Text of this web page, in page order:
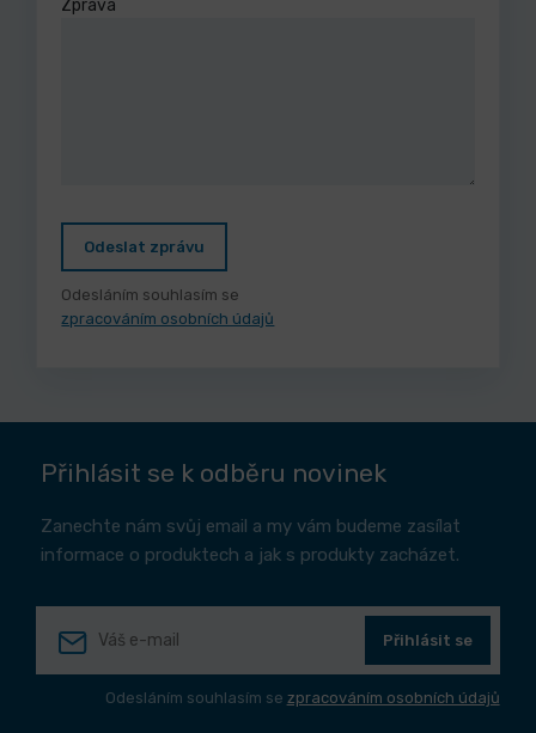
Zpráva
Odeslat zprávu
Odesláním souhlasím se
zpracováním osobních údajů
Přihlásit se k odběru novinek
Zanechte nám svůj email a my vám budeme zasílat
informace o produktech a jak s produkty zacházet.
Přihlásit se
Odesláním souhlasím se zpracováním osobních údajů